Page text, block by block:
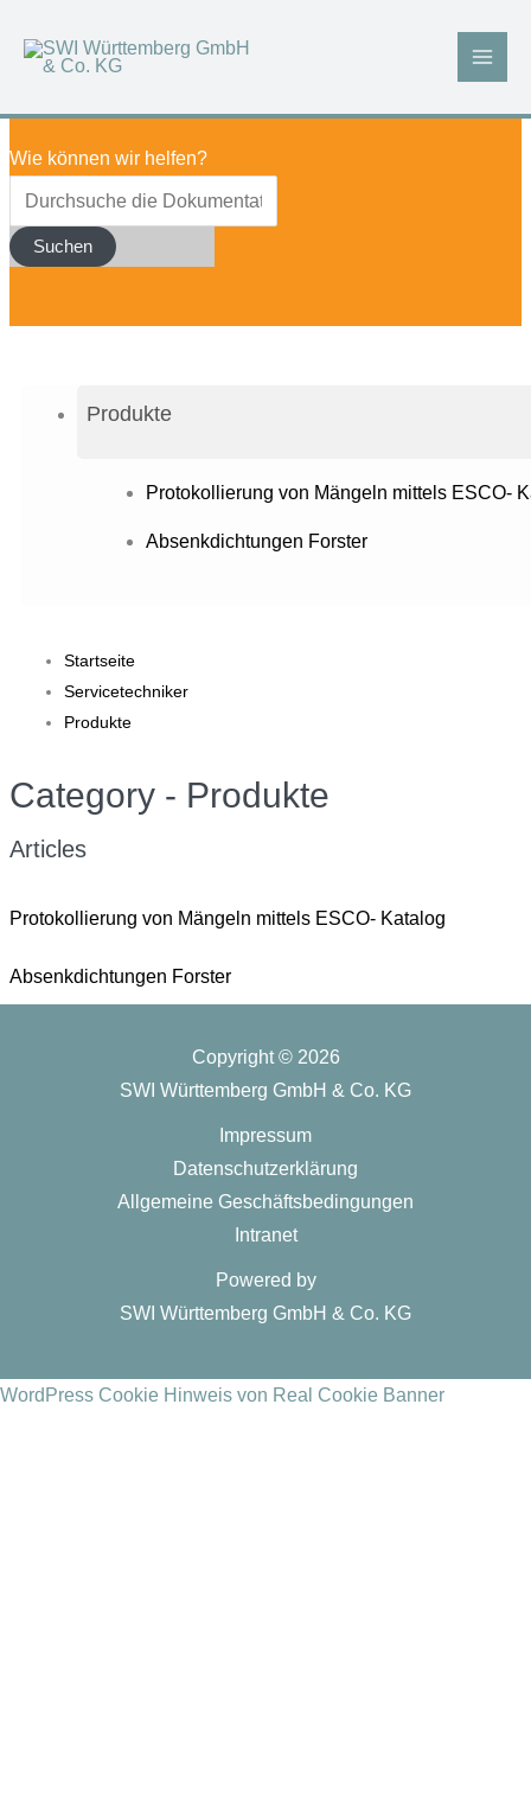
Inhalt
Wie können wir helfen?
Suchen
Produkte
Protokollierung von Mängeln mittels ESCO-
Absenkdichtungen Forster
Startseite
Servicetechniker
Produkte
Category - Produkte
Articles
Protokollierung von Mängeln mittels ESCO- Katalog
Absenkdichtungen Forster
Copyright © 2026
SWI Württemberg GmbH & Co. KG
Impressum
Datenschutzerklärung
Allgemeine Geschäftsbedingungen
Intranet
Powered by
SWI Württemberg GmbH & Co. KG
WordPress Cookie Hinweis von Real Cookie Banner